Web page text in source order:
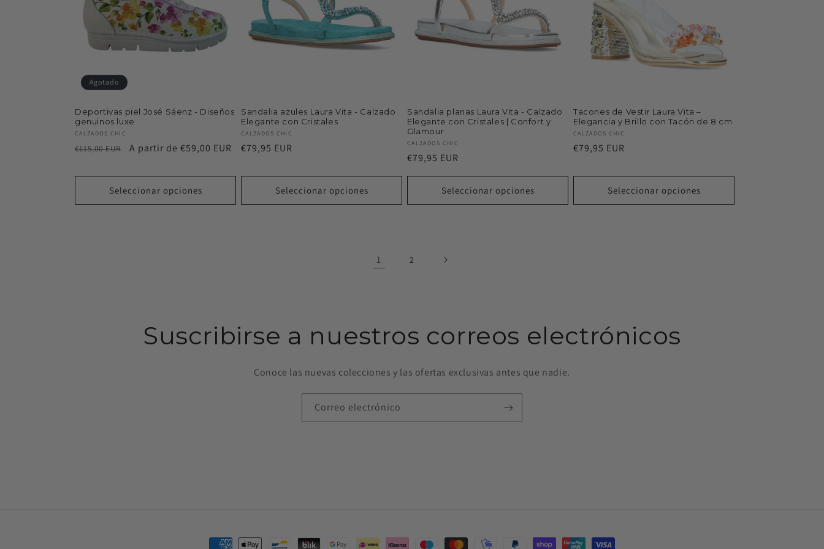
Agotado
Deportivas piel José Sáenz - Diseños
genuinos luxe
Proveedor:
CALZADOS CHIC
Precio
€115,00 EUR
Precio
oferta
A partir de €59,00 EUR
Seleccionar opciones
Sandalia azules Laura Vita - Calzado
Elegante con Cristales
Proveedor:
CALZADOS CHIC
Precio
€79,95 EUR
Seleccionar opciones
Sandalia planas Laura Vita - Calzado
Elegante con Cristales | Confort y
Glamour
Proveedor:
CALZADOS CHIC
Precio
€79,95 EUR
Seleccionar opciones
Tacones de Vestir Laura Vita –
Elegancia y Brillo con Tacón de 8 cm
Proveedor:
CALZADOS CHIC
Precio
€79,95 EUR
Seleccionar opciones
1 2
Suscribirse a nuestros correos electrónicos
Conoce las nuevas colecciones y las ofertas exclusivas antes que nadie.
Correo electrónico
Formas